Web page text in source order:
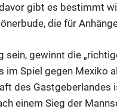
gibt es bestimmt
die für
sein, gewinnt die
im Spiel gegen Mexiko
des Gastgeberlandes
einem Sieg der